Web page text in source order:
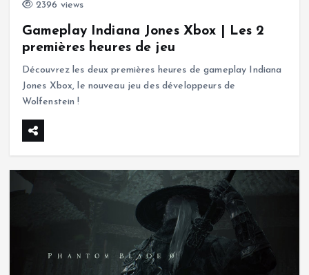
2396 views
Gameplay Indiana Jones Xbox | Les 2
premières heures de jeu
Découvrez les deux premières heures de gameplay Indiana
Jones Xbox, le nouveau jeu des développeurs de
Wolfenstein !